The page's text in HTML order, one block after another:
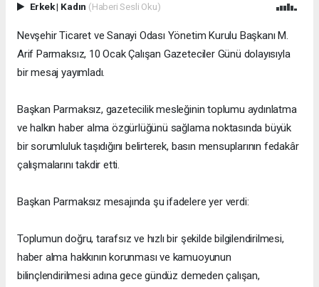
Erkek| Kadın (Haberi Sesli Oku)
Nevşehir Ticaret ve Sanayi Odası Yönetim Kurulu Başkanı M.
Arif Parmaksız, 10 Ocak Çalışan Gazeteciler Günü dolayısıyla
bir mesaj yayımladı.
Başkan Parmaksız, gazetecilik mesleğinin toplumu aydınlatma
ve halkın haber alma özgürlüğünü sağlama noktasında büyük
bir sorumluluk taşıdığını belirterek, basın mensuplarının fedakâr
çalışmalarını takdir etti.
Başkan Parmaksız mesajında şu ifadelere yer verdi:
Toplumun doğru, tarafsız ve hızlı bir şekilde bilgilendirilmesi,
haber alma hakkının korunması ve kamuoyunun
bilinçlendirilmesi adına gece gündüz demeden çalışan,